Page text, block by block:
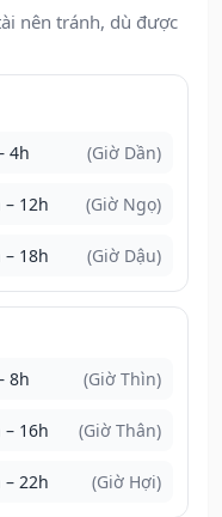
nên tránh, dù được
4h (Giờ Dần)
– 12h (Giờ Ngọ)
– 18h (Giờ Dậu)
8h (Giờ Thìn)
– 16h (Giờ Thân)
– 22h (Giờ Hợi)